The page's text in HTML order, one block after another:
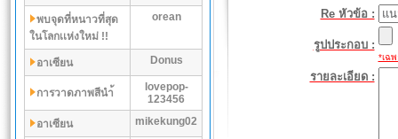
พบจุดที่หนาวที่สุด
ในโลกเเห่งใหม่ !!
orean
อาเซียน Donus
การวาดภาพสีนำ้
lovepop-
123456
อาเซียน
mikekung02
Re หัวข้อ :
รูปประกอบ :
*เฉ
รายละเอียด :